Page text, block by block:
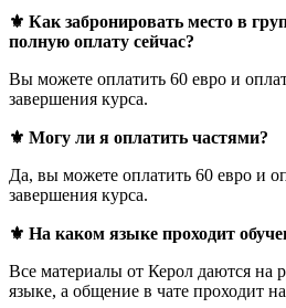
⚜️ Как забронировать место в
полную оплату сейчас?
Вы можете оплатить 60 евро и
завершения курса.
⚜️ Могу ли я оплатить частями?
Да, вы можете оплатить 60 евро и
завершения курса.
⚜️ На каком языке проходит
Все материалы от Керол даются на
языке, а общение в чате проходит